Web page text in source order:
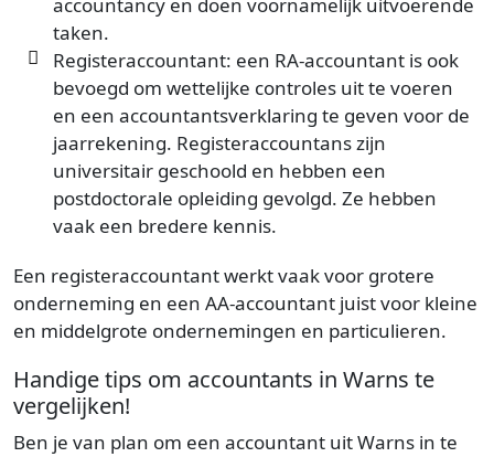
taken.
Registeraccountant: een RA-accountant is ook
bevoegd om wettelijke controles uit te voeren
en een accountantsverklaring te geven voor de
jaarrekening. Registeraccountans zijn
universitair geschoold en hebben een
postdoctorale opleiding gevolgd. Ze hebben
vaak een bredere kennis.
Een registeraccountant werkt vaak voor grotere
onderneming en een AA-accountant juist voor kleine
en middelgrote ondernemingen en particulieren.
Handige tips om accountants in Warns te
vergelijken!
Ben je van plan om een accountant uit Warns in te